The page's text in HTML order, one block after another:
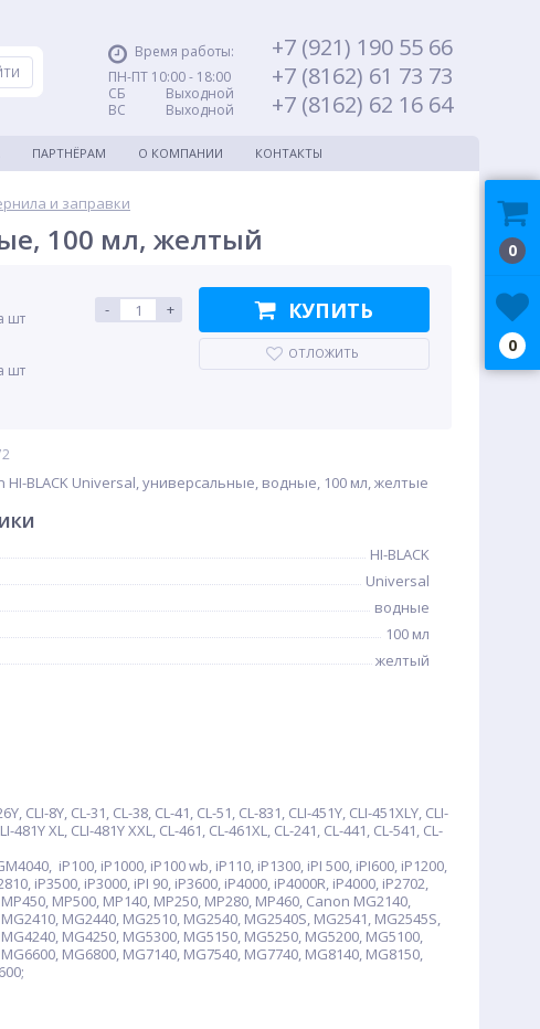
Время работы:
ПН-ПТ 10:00 - 18:00
СБ Выходной
ВС Выходной
+7 (921) 190 55 66
+7 (8162) 61 73 73
+7 (8162) 62 16 64
ПАРТНЁРАМ О КОМПАНИИ КОНТАКТЫ
и заправки
100 мл, желтый
шт
шт
- + КУПИТЬ
ОТЛОЖИТЬ
HI-BLACK Universal, универсальные, водные, 100 мл, желтые
HI-BLACK
Universal
водные
100 мл
желтый
8Y, CL-31, CL-38, CL-41, CL-51, CL-831, CLI-451Y, CLI-451XLY, CLI-
481Y XL, CLI-481Y XXL, CL-461, CL-461XL, CL-241, CL-441, CL-541, CL-
iP100, iP1000, iP100 wb, iP110, iP1300, iPI 500, iPI600, iP1200,
iP3500, iP3000, iPI 90, iP3600, iP4000, iP4000R, iP4000, iP2702,
MP500, MP140, MP250, MP280, MP460, Canon MG2140,
MG2440, MG2510, MG2540, MG2540S, MG2541, MG2545S,
MG4250, MG5300, MG5150, MG5250, MG5200, MG5100,
MG6800, MG7140, MG7540, MG7740, MG8140, MG8150,
0
0